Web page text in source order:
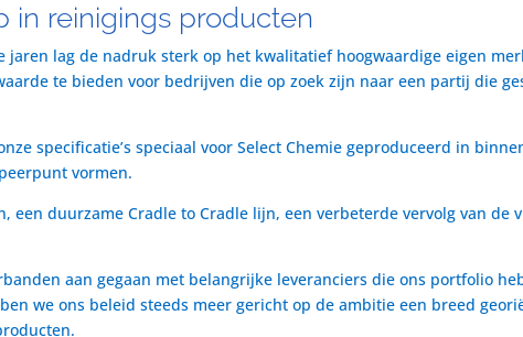
in reinigings producten
jaren lag de nadruk sterk op het kwalitatief hoogwaardige eigen
te bieden voor bedrijven die op zoek zijn naar een partij die
specificatie’s speciaal voor Select Chemie geproduceerd in
vormen.
een duurzame Cradle to Cradle lijn, een verbeterde vervolg van de
aan gegaan met belangrijke leveranciers die ons portfolio
we ons beleid steeds meer gericht op de ambitie een breed